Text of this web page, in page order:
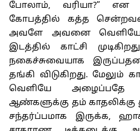
போலாம், வரியா?” என
கோபத்தில் கத்த
அவளே அவனை வெளியே
இடத்தில் காட்சி
நகைச்சுவையாக
தங்கி விடுகிறது. மேலும்
வெளியே அழைப்பதே
ஆண்களுக்கு தம் காதலிக்கு
சந்தர்ப்பமாக இருக்க,